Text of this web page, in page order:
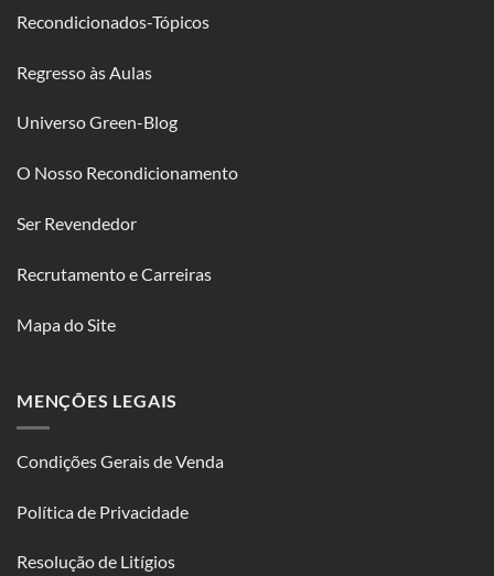
Recondicionados-Tópicos
Regresso às Aulas
Universo Green-Blog
O Nosso Recondicionamento
Ser Revendedor
Recrutamento e Carreiras
Mapa do Site
MENÇÕES LEGAIS
Condições Gerais de Venda
Política de Privacidade
Resolução de Litígios